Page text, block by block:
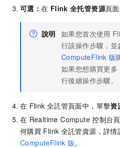
可選：在 Flink 全托管资源頁
說明 如果您首次使用
行該操作步驟，並
ComputeFlink 版
如果您想購買更多
行後續操作步驟。
在 Flink 全託管頁面中，單擊资
在 Realtime Compute 控制台
何購買 Flink 全託管資源，詳情
ComputeFlink 版。